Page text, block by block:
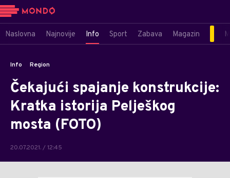
Naslovna Najnovije Info Sport Zabava Magazin
Info Region
Čekajući spajanje konstrukcije:
Kratka istorija Pelješkog
mosta (FOTO)
20.07.2021. / 12:45